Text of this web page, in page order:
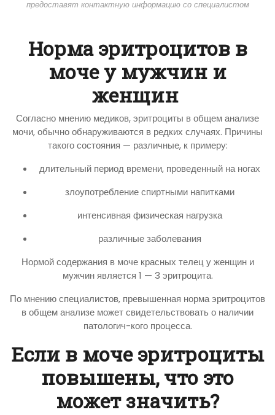
предоставят контактную информацию со специалистом
Норма эритроцитов в
моче у мужчин и
женщин
Согласно мнению медиков, эритроциты в общем анализе
мочи, обычно обнаруживаются в редких случаях. Причины
такого состояния — различные, к примеру:
длительный период времени, проведенный на ногах
злоупотребление спиртными напитками
интенсивная физическая нагрузка
различные заболевания
Нормой содержания в моче красных телец у женщин и
мужчин является 1 — 3 эритроцита.
По мнению специалистов, превышенная норма эритроцитов
в общем анализе может свидетельствовать о наличии
патологич-кого процесса.
Если в моче эритроциты
повышены, что это
может значить?